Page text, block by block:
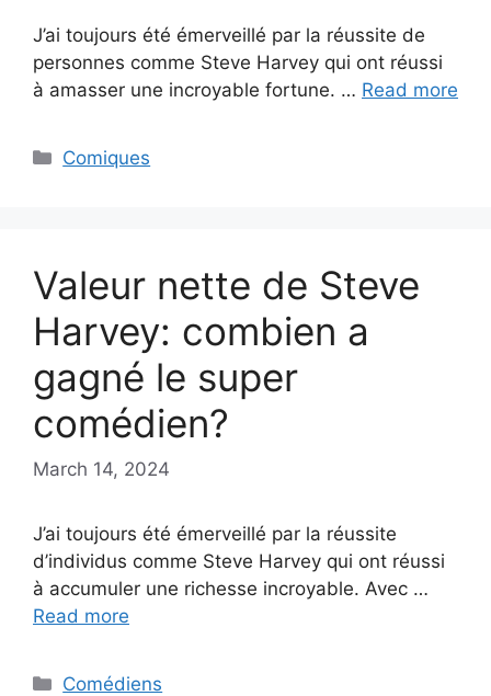
J’ai toujours été émerveillé par la réussite de
personnes comme Steve Harvey qui ont réussi
à amasser une incroyable fortune. … Read more
Categories
Comiques
Valeur nette de Steve
Harvey: combien a
gagné le super
comédien?
March 14, 2024
J’ai toujours été émerveillé par la réussite
d’individus comme Steve Harvey qui ont réussi
à accumuler une richesse incroyable. Avec …
Read more
Categories
Comédiens